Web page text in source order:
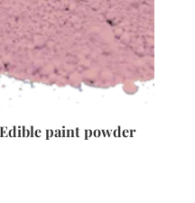
paint powder